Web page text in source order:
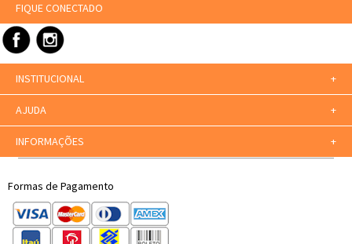
FIQUE CONECTADO
INSTITUCIONAL +
AJUDA +
INFORMAÇÕES +
Formas de Pagamento